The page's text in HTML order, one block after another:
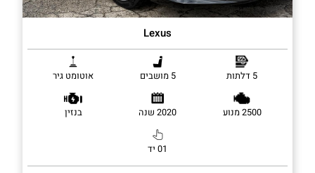
Lexus
5 דלתות 5 מושבים אוטומט גיר
2500 מנוע 2020 שנה בנזין
01 יד